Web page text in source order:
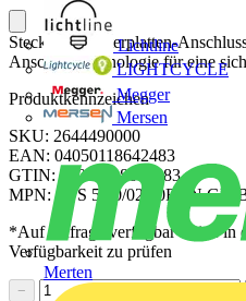
Lichtline
LIGHTCYCLE
Megger
Mersen
Merten
Steckbarer Leiterplatten-
Anschlusstechnologie für eine
Produktkennzeichen
SKU: 2644490000
EAN: 04050118642483
GTIN: 04050118642483
MPN: CPS 5.00/02/90F SN GN
*Auf Anfrage verfügbar - bitte in
Verfügbarkeit zu prüfen
−